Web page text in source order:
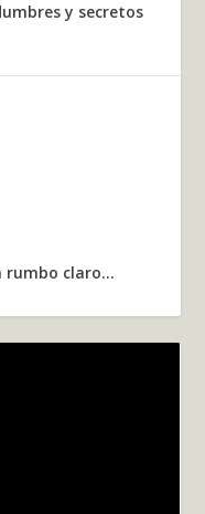
y secretos
rumbo claro...